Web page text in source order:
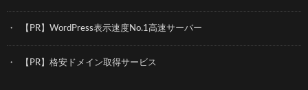
【PR】WordPress表示速度No.1高速サーバー
【PR】格安ドメイン取得サービス